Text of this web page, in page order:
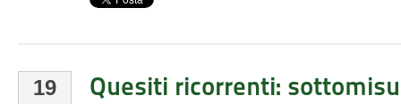
19
Quesiti ricorrenti: